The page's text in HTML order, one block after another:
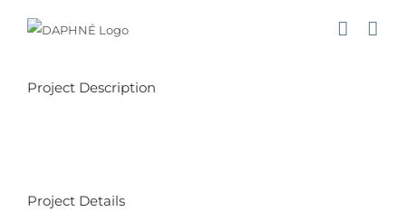
Project Description
Project Details